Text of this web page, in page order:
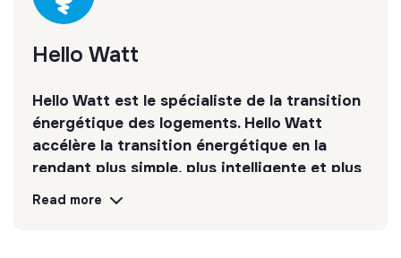
Hello Watt
Hello Watt est le spécialiste de la transition
énergétique des logements. Hello Watt
accélère la transition énergétique en la
rendant plus simple, plus intelligente et plus
accessible.
Read more